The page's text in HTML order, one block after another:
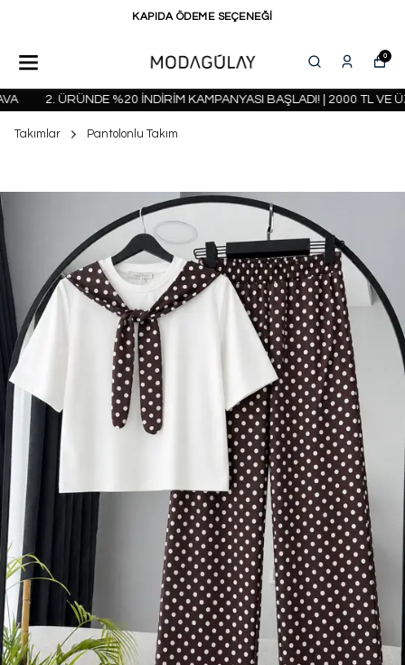
KAPIDA ÖDEME SEÇENEĞİ
0
2. ÜRÜNDE %20 İNDİRİM KAMPANYASI BAŞLADI! | 2000 TL VE
Takımlar Pantolonlu Takım